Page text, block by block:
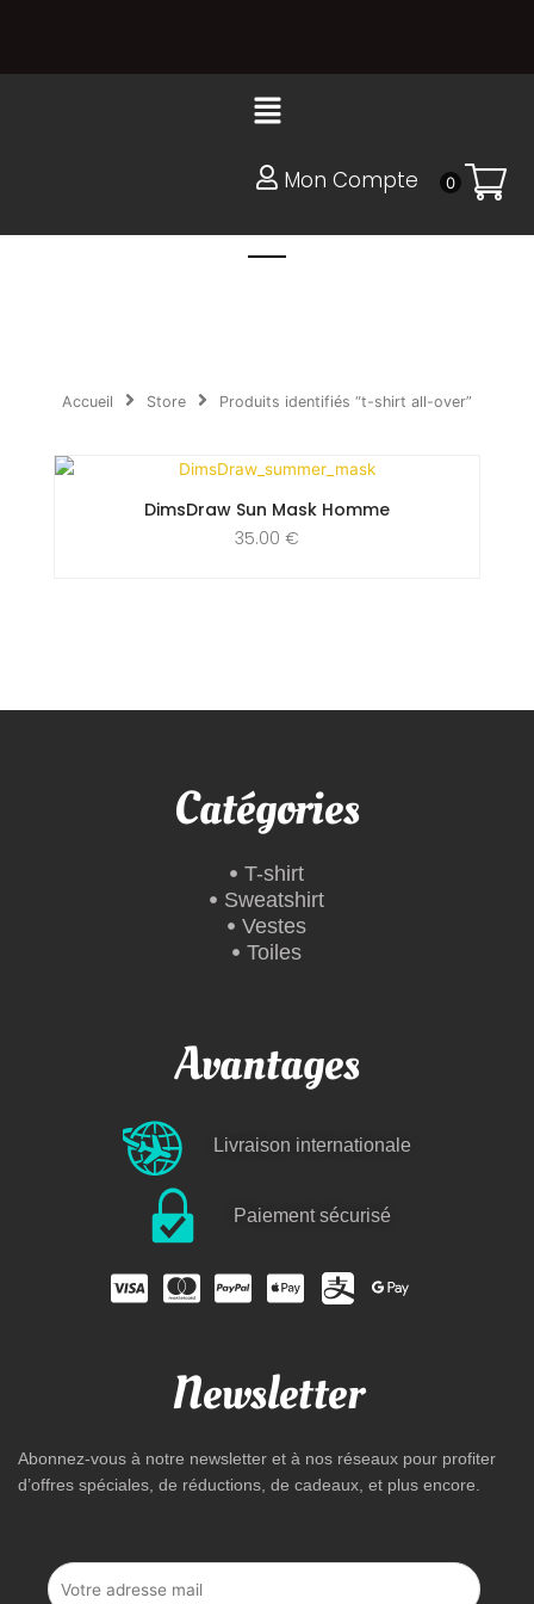
Menu
Mon Compte 0
Accueil Store Produits identifiés “t-shirt all-over”
DimsDraw Sun Mask Homme
35.00 €
Catégories
T-shirt
Sweatshirt
Vestes
Toiles
Avantages
Livraison internationale
Paiement sécurisé
Newsletter
Abonnez-vous à notre newsletter et à nos réseaux pour profiter
d’offres spéciales, de réductions, de cadeaux, et plus encore.